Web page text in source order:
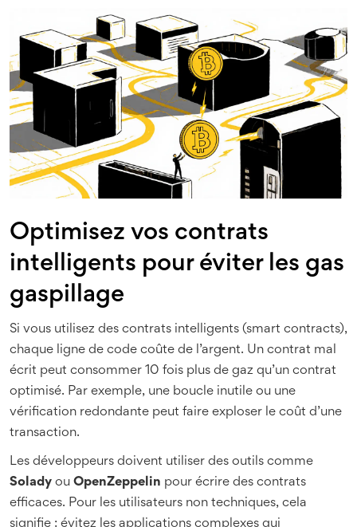
Optimisez vos contrats
intelligents pour éviter les gas
gaspillage
Si vous utilisez des contrats intelligents (smart contracts),
chaque ligne de code coûte de l’argent. Un contrat mal
écrit peut consommer 10 fois plus de gaz qu’un contrat
optimisé. Par exemple, une boucle inutile ou une
vérification redondante peut faire exploser le coût d’une
transaction.
Les développeurs doivent utiliser des outils comme
Solady ou OpenZeppelin pour écrire des contrats
efficaces. Pour les utilisateurs non techniques, cela
signifie : évitez les applications complexes qui